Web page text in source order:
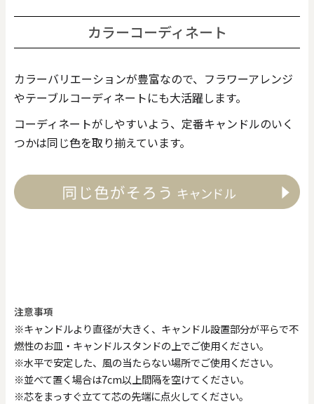
カラーコーディネート
カラーバリエーションが豊富なので、フラワーアレンジ
やテーブルコーディネートにも大活躍します。
コーディネートがしやすいよう、定番キャンドルのいく
つかは同じ色を取り揃えています。
注意事項
※キャンドルより直径が大きく、キャンドル設置部分が平らで不
燃性のお皿・キャンドルスタンドの上でご使用ください。
※水平で安定した、風の当たらない場所でご使用ください。
※並べて置く場合は7cm以上間隔を空けてください。
※芯をまっすぐ立てて芯の先端に点火してください。